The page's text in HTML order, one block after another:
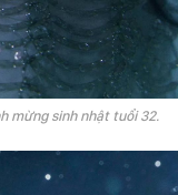
mừng sinh nhật tuổi 32.